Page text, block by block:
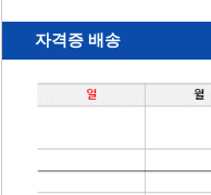
자격증 배송